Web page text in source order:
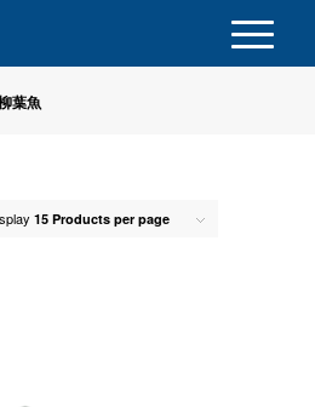
葉魚
15 Products per page